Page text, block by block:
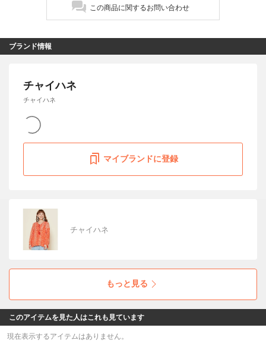
この商品に関するお問い合わせ
ブランド情報
チャイハネ
チャイハネ
マイブランドに登録
チャイハネ
もっと見る
このアイテムを見た人はこれも見ています
現在表示するアイテムはありません。